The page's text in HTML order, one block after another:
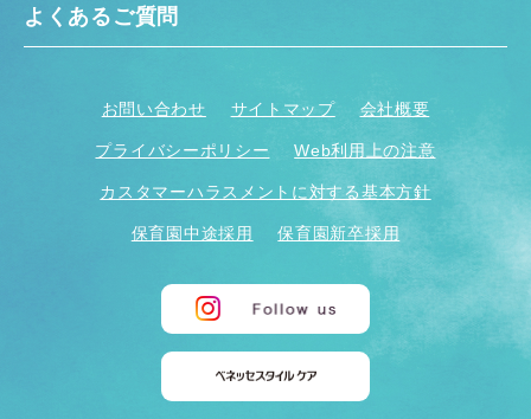
千葉県 千葉県 全域
埼玉県 全域
兵庫県 全域
よくあるご質問
お問い合わせ サイトマップ 会社概要
プライバシーポリシー Web利用上の注意
カスタマーハラスメントに対する基本方針
保育園中途採用 保育園新卒採用